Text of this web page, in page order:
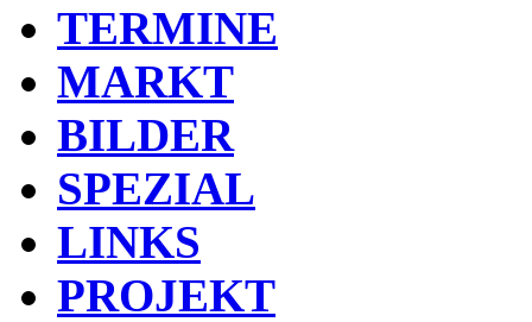
TERMINE
MARKT
BILDER
SPEZIAL
LINKS
PROJEKT